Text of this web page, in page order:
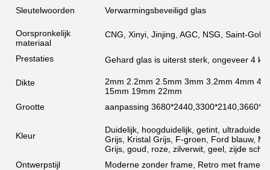
Sleutelwoorden
Verwarmingsbeveiligd glas
Oorspronkelijk
materiaal
CNG, Xinyi, Jinjing, AGC, NSG, Saint-
Prestaties Gehard glas is uiterst sterk, ongeveer 4
Dikte
2mm 2.2mm 2.5mm 3mm 3.2mm 4mm
15mm 19mm 22mm
Grootte
aanpassing
Kleur
Duidelijk, hoogduidelijk, getint,
Grijs, Kristal Grijs, F-groen, Ford blauw,
Grijs, goud, roze, zilverwit, geel, zijde
Ontwerpstijl
Moderne zonder frame, Retro met frame,